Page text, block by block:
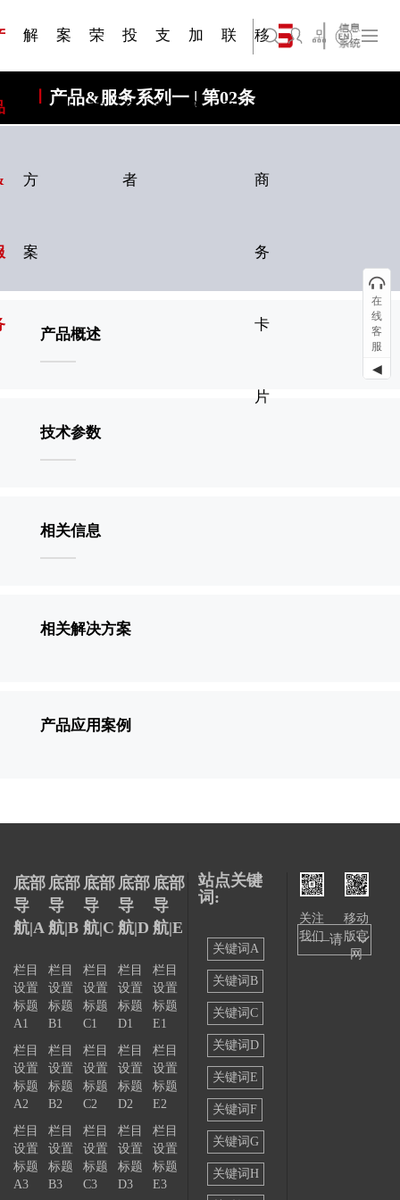
解
方
案
船舶与海洋
案
例
荣
誉
投
资
者
支
持
加
入
常见问题FAQ
联
系
移
商
务
卡
片
旗下公司名称四 English
产品&服务系列一 | 第02条
产品概述
技术参数
相关信息
相关解决方案
产品应用案例
底部
导
航|A
栏目
设置
标题
A1
栏目
设置
标题
A2
栏目
设置
标题
A3
底部
导
航|B
栏目
设置
标题
B1
栏目
设置
标题
B2
栏目
设置
标题
B3
底部
导
航|C
栏目
设置
标题
C1
栏目
设置
标题
C2
栏目
设置
标题
C3
底部
导
航|D
栏目
设置
标题
D1
栏目
设置
标题
D2
栏目
设置
标题
D3
底部
导
航|E
栏目
设置
标题
E1
栏目
设置
标题
E2
栏目
设置
标题
E3
站点关键
词:
关键词A
关键词B
关键词C
关键词D
关键词E
关键词F
关键词G
关键词H
关注
我们
移动
版官
网
——请
在
线
客
服
◀